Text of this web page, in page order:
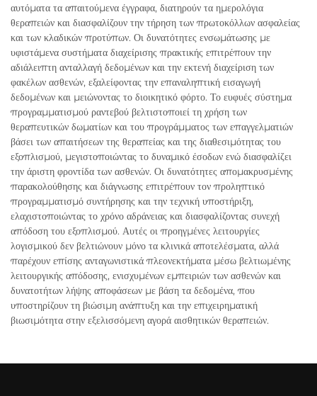
αυτόματα τα απαιτούμενα έγγραφα, διατηρούν τα ημερολόγια
θεραπειών και διασφαλίζουν την τήρηση των πρωτοκόλλων ασφαλείας
και των κλαδικών προτύπων. Οι δυνατότητες ενσωμάτωσης με
υφιστάμενα συστήματα διαχείρισης πρακτικής επιτρέπουν την
αδιάλειπτη ανταλλαγή δεδομένων και την εκτενή διαχείριση των
φακέλων ασθενών, εξαλείφοντας την επαναληπτική εισαγωγή
δεδομένων και μειώνοντας το διοικητικό φόρτο. Το ευφυές σύστημα
προγραμματισμού ραντεβού βελτιστοποιεί τη χρήση των
θεραπευτικών δωματίων και του προγράμματος των επαγγελματιών
βάσει των απαιτήσεων της θεραπείας και της διαθεσιμότητας του
εξοπλισμού, μεγιστοποιώντας το δυναμικό έσοδων ενώ διασφαλίζει
την άριστη φροντίδα των ασθενών. Οι δυνατότητες απομακρυσμένης
παρακολούθησης και διάγνωσης επιτρέπουν τον προληπτικό
προγραμματισμό συντήρησης και την τεχνική υποστήριξη,
ελαχιστοποιώντας το χρόνο αδράνειας και διασφαλίζοντας συνεχή
απόδοση του εξοπλισμού. Αυτές οι προηγμένες λειτουργίες
λογισμικού δεν βελτιώνουν μόνο τα κλινικά αποτελέσματα, αλλά
παρέχουν επίσης ανταγωνιστικά πλεονεκτήματα μέσω βελτιωμένης
λειτουργικής απόδοσης, ενισχυμένων εμπειριών των ασθενών και
δυνατοτήτων λήψης αποφάσεων με βάση τα δεδομένα, που
υποστηρίζουν τη βιώσιμη ανάπτυξη και την επιχειρηματική
βιωσιμότητα στην εξελισσόμενη αγορά αισθητικών θεραπειών.